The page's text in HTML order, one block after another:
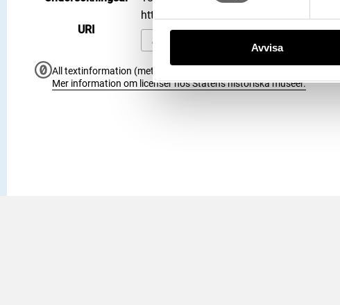
Avvisa
URI
https://samlingar.shm.se/object/
All textinformation (metadata) på denna sida är fri att använda
Mer information om licenser hos Statens historiska museer.